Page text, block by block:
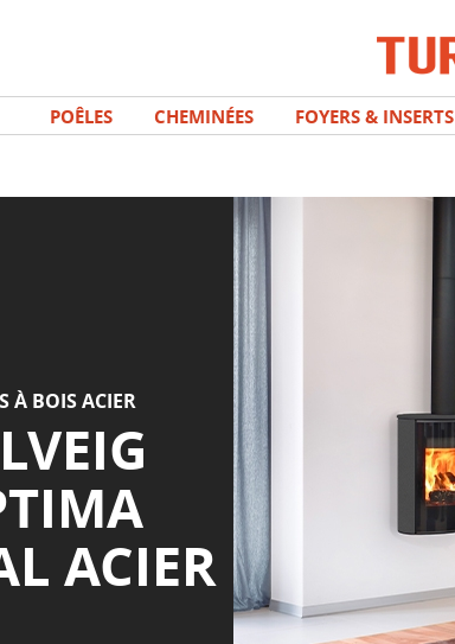
POÊLES CHEMINÉES FOYERS & INSERTS
À BOIS ACIER
ACIER